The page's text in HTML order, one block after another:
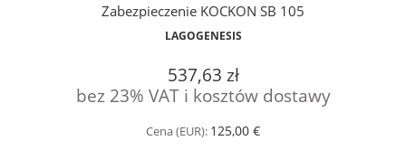
Zabezpieczenie KOCKON SB 105
LAGOGENESIS
537,63 zł
bez 23% VAT i kosztów dostawy
Cena (EUR): 125,00 €